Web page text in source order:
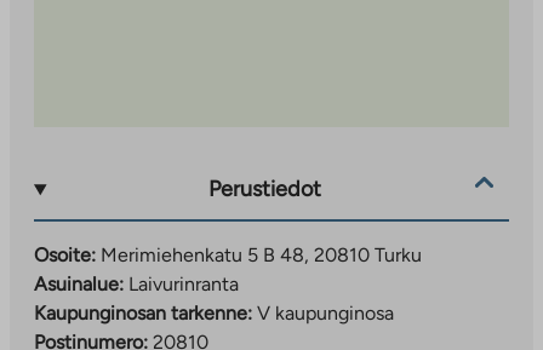
Perustiedot
Osoite: Merimiehenkatu 5 B 48, 20810 Turku
Asuinalue: Laivurinranta
Kaupunginosan tarkenne: V kaupunginosa
Postinumero: 20810